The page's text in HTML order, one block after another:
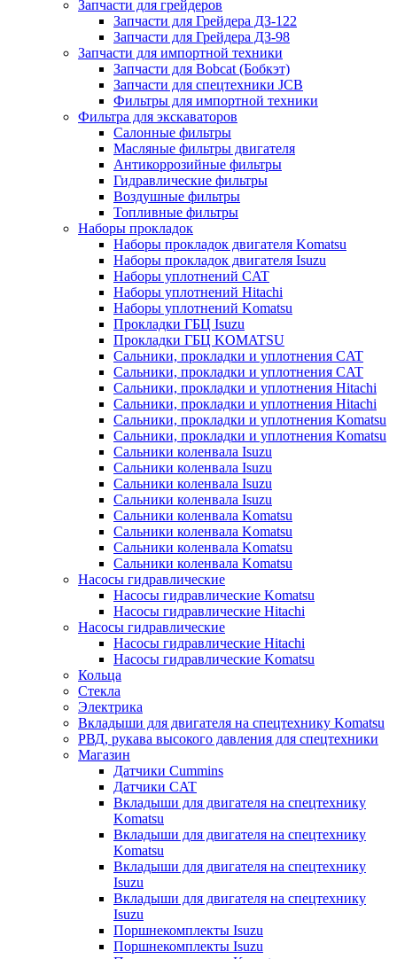
Запчасти для грейдеров
Запчасти для Грейдера ДЗ-122
Запчасти для Грейдера ДЗ-98
Запчасти для импортной техники
Запчасти для Bobcat (Бобкэт)
Запчасти для спецтехники JCB
Фильтры для импортной техники
Фильтра для экскаваторов
Салонные фильтры
Масляные фильтры двигателя
Антикоррозийные фильтры
Гидравлические фильтры
Воздушные фильтры
Топливные фильтры
Наборы прокладок
Наборы прокладок двигателя Komatsu
Наборы прокладок двигателя Isuzu
Наборы уплотнений CAT
Наборы уплотнений Hitachi
Наборы уплотнений Komatsu
Прокладки ГБЦ Isuzu
Прокладки ГБЦ KOMATSU
Сальники, прокладки и уплотнения CAT
Сальники, прокладки и уплотнения CAT
Сальники, прокладки и уплотнения Hitachi
Сальники, прокладки и уплотнения Hitachi
Сальники, прокладки и уплотнения Komatsu
Сальники, прокладки и уплотнения Komatsu
Сальники коленвала Isuzu
Сальники коленвала Isuzu
Сальники коленвала Isuzu
Сальники коленвала Isuzu
Сальники коленвала Komatsu
Сальники коленвала Komatsu
Сальники коленвала Komatsu
Сальники коленвала Komatsu
Насосы гидравлические
Насосы гидравлические Komatsu
Насосы гидравлические Hitachi
Насосы гидравлические
Насосы гидравлические Hitachi
Насосы гидравлические Komatsu
Кольца
Стекла
Электрика
Вкладыши для двигателя на спецтехнику Komatsu
РВД, рукава высокого давления для спецтехники
Магазин
Датчики Cummins
Датчики CAT
Вкладыши для двигателя на спецтехнику
Komatsu
Вкладыши для двигателя на спецтехнику
Komatsu
Вкладыши для двигателя на спецтехнику
Isuzu
Вкладыши для двигателя на спецтехнику
Isuzu
Поршнекомплекты Isuzu
Поршнекомплекты Isuzu